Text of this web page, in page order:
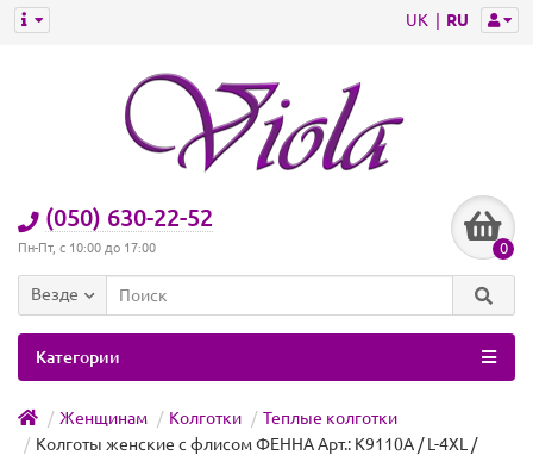
UK RU
(050) 630-22-52
Пн-Пт, с 10:00 до 17:00 0
Везде
Категории
Женщинам Колготки
Теплые колготки
Колготы женские с флисом ФЕННА Арт.: K9110A / L-4XL /